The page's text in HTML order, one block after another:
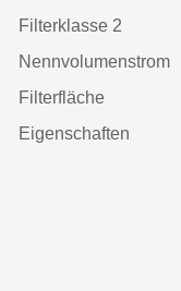
Filterklasse 2
Nennvolumenstrom
Filterfläche
Eigenschaften